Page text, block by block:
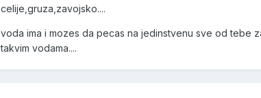
celije,gruza,zavojsko....
voda ima i mozes da pecas na jedinstvenu sve od tebe
takvim vodama....